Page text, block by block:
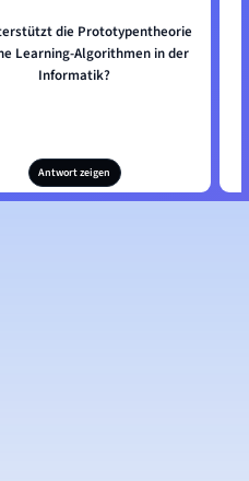
die Prototypentheorie
Learning-Algorithmen in der
Informatik?
Antwort zeigen